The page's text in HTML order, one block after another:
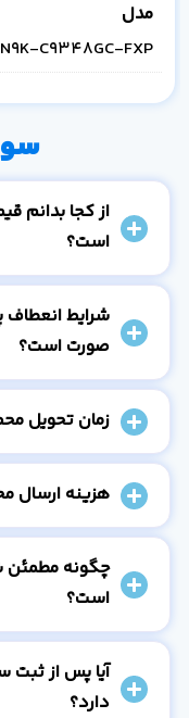
مدل
N9K-C9348GC-FXP
از کجا بدانم
است؟
شرایط انعطاف
صورت است؟
زمان تحویل
هزینه ارسال
چگونه
است؟
آیا پس از
دارد؟